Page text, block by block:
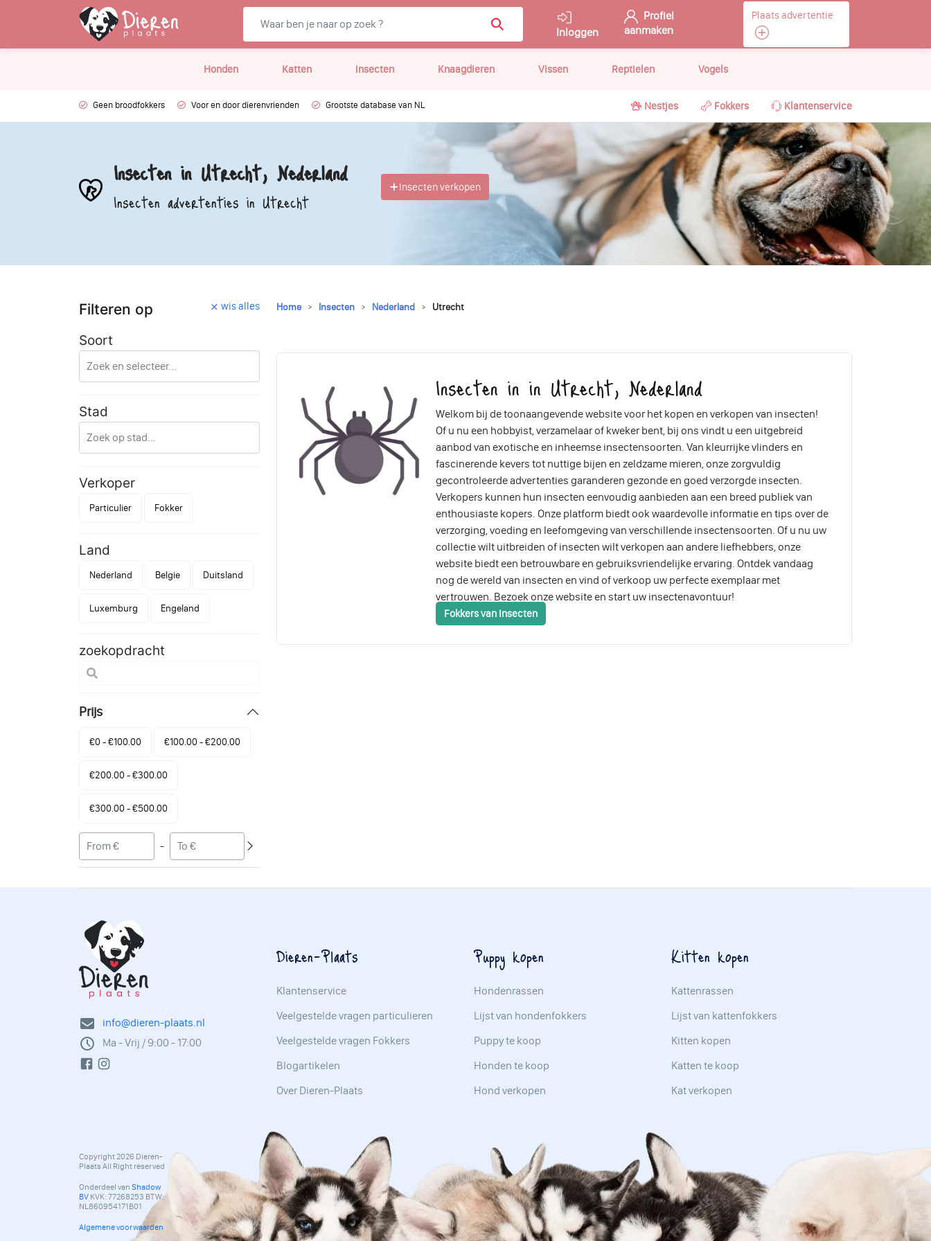
Inloggen
Profiel
aanmaken
Plaats advertentie
Honden Katten Insecten Knaagdieren Vissen Reptielen Vogels
Geen broodfokkers Voor en door dierenvrienden Grootste database van NL Nestjes Fokkers Klantenservice
Insecten in Utrecht, Nederland
Insecten advertenties in Utrecht Insecten verkopen
Filteren op wis alles
Soort
Stad
Verkoper
Particulier Fokker
Land
Nederland Belgie Duitsland
Luxemburg Engeland
zoekopdracht
Prijs
€0 - €100.00 €100.00 - €200.00
€200.00 - €300.00
€300.00 - €500.00
-
Home Insecten Nederland Utrecht
Insecten in in Utrecht, Nederland
Welkom bij de toonaangevende website voor het kopen en verkopen van insecten!
Of u nu een hobbyist, verzamelaar of kweker bent, bij ons vindt u een uitgebreid
aanbod van exotische en inheemse insectensoorten. Van kleurrijke vlinders en
fascinerende kevers tot nuttige bijen en zeldzame mieren, onze zorgvuldig
gecontroleerde advertenties garanderen gezonde en goed verzorgde insecten.
Verkopers kunnen hun insecten eenvoudig aanbieden aan een breed publiek van
enthousiaste kopers. Onze platform biedt ook waardevolle informatie en tips over de
verzorging, voeding en leefomgeving van verschillende insectensoorten. Of u nu uw
collectie wilt uitbreiden of insecten wilt verkopen aan andere liefhebbers, onze
website biedt een betrouwbare en gebruiksvriendelijke ervaring. Ontdek vandaag
nog de wereld van insecten en vind of verkoop uw perfecte exemplaar met
vertrouwen. Bezoek onze website en start uw insectenavontuur!
Fokkers van Insecten
info@dieren-plaats.nl
Ma - Vrij / 9:00 - 17:00
Copyright 2026 Dieren-
Plaats All Right reserved
Onderdeel van Shadow
BV KVK: 77268253 BTW:
NL860954171B01
Algemene voorwaarden
Dieren-Plaats
Klantenservice
Veelgestelde vragen particulieren
Veelgestelde vragen Fokkers
Blogartikelen
Over Dieren-Plaats
Puppy kopen
Hondenrassen
Lijst van hondenfokkers
Puppy te koop
Honden te koop
Hond verkopen
Kitten kopen
Kattenrassen
Lijst van kattenfokkers
Kitten kopen
Katten te koop
Kat verkopen